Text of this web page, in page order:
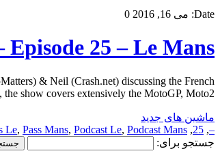
Date: می 16, 2016 0
Episode 25 – Le Mans
& Neil (Crash.net) discussing the French
show covers extensively the MotoGP, Moto2, […]
ماشین های جدید
–
,
25
,
Le, Pass Mans, Podcast Le, Podcast Mans
جستجو برای: